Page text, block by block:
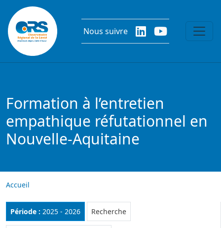
Aller au contenu principal
Nous suivre
Formation à l’entretien
empathique réfutationnel en
Nouvelle-Aquitaine
Accueil
Période : 2025 - 2026 Rubrique :
Recherche